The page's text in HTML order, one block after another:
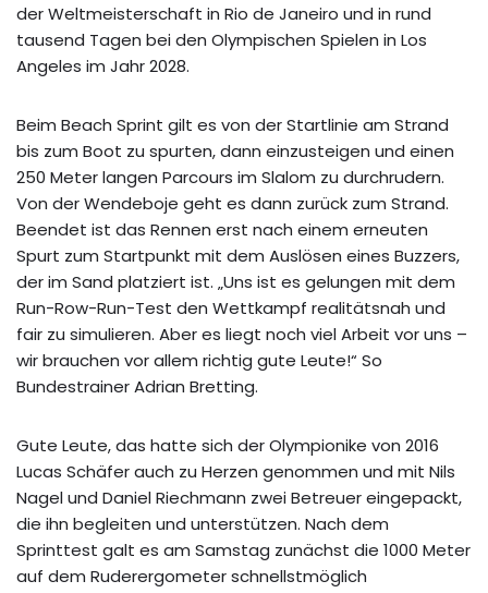
der Weltmeisterschaft in Rio de Janeiro und in rund
tausend Tagen bei den Olympischen Spielen in Los
Angeles im Jahr 2028.
Beim Beach Sprint gilt es von der Startlinie am Strand
bis zum Boot zu spurten, dann einzusteigen und einen
250 Meter langen Parcours im Slalom zu durchrudern.
Von der Wendeboje geht es dann zurück zum Strand.
Beendet ist das Rennen erst nach einem erneuten
Spurt zum Startpunkt mit dem Auslösen eines Buzzers,
der im Sand platziert ist. „Uns ist es gelungen mit dem
Run-Row-Run-Test den Wettkampf realitätsnah und
fair zu simulieren. Aber es liegt noch viel Arbeit vor uns –
wir brauchen vor allem richtig gute Leute!“ So
Bundestrainer Adrian Bretting.
Gute Leute, das hatte sich der Olympionike von 2016
Lucas Schäfer auch zu Herzen genommen und mit Nils
Nagel und Daniel Riechmann zwei Betreuer eingepackt,
die ihn begleiten und unterstützen. Nach dem
Sprinttest galt es am Samstag zunächst die 1000 Meter
auf dem Ruderergometer schnellstmöglich